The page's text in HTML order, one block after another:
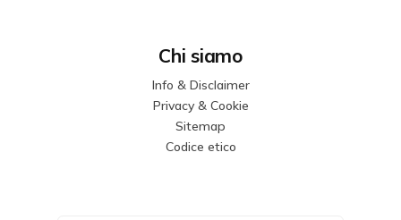
Chi siamo
Info & Disclaimer
Privacy & Cookie
Sitemap
Codice etico